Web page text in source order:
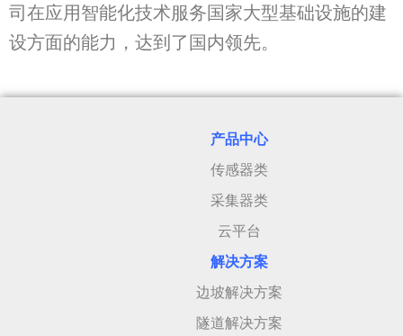
司在应用智能化技术服务国家大型基础设施的建
设方面的能力，达到了国内领先。
产品中心
传感器类
采集器类
云平台
解决方案
边坡解决方案
隧道解决方案